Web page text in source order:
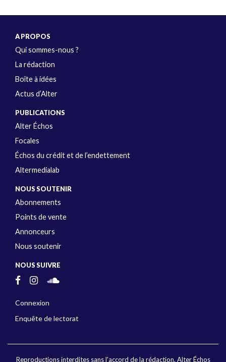
A PROPOS
Qui sommes-nous ?
La rédaction
Boîte à idées
Actus d’Alter
PUBLICATIONS
Alter Échos
Focales
Échos du crédit et de l’endettement
Altermedialab
NOUS SOUTENIR
Abonnements
Points de vente
Annonceurs
Nous soutenir
NOUS SUIVRE
Connexion
Enquête de lectorat
Reproductions interdites sans l'accord de la rédaction. Alter Échos